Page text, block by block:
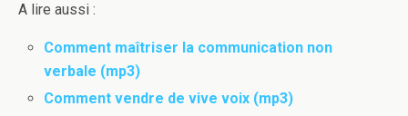
A lire aussi :
Comment maîtriser la communication non
verbale (mp3)
Comment vendre de vive voix (mp3)